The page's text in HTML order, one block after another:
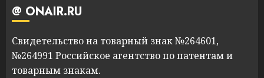
@ ONAIR.RU
Свидетельство на товарный знак №264601,
№264991 Российское агентство по патентам и
товарным знакам.